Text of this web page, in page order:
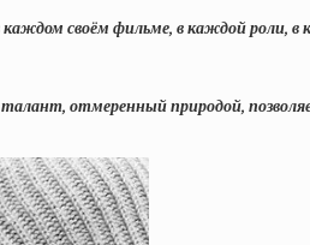
своём фильме, в каждой роли, в
отмеренный природой,